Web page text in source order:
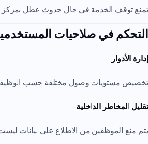
تمنع توقف الخدمة في حال حدوث عطل بمركز
التحكم في صلاحيات
إدارة الأدوار
تخصيص مستويات وصول مختلفة حسب
تقليل المخاطر الداخلية
يتم منع الموظفين من الاطلاع على بيانات